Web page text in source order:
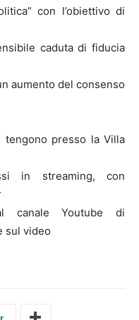
con l’obiettivo di
caduta di fiducia
aumento del consenso
tengono presso la Villa
in streaming, con
canale Youtube di
sul video